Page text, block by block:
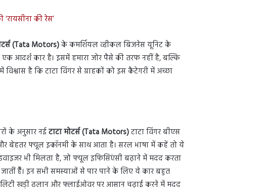
‘रायसीना की रेस’
(Tata Motors)के कमर्शियल व्हीकल बिजनेस यूनिट के
एक आदर्श कार है। इसमें हमारा जोर पैसे की तरफ नहीं है, बल्कि
है कि टाटा विंगर से ग्राहकों को इस कैटेगरी में अच्छा
के अनुसार नईटाटा मोटर्स (Tata Motors)टाटा विंगर बीएस
और बेहतर फ्यूल इकॉनमी के साथ आता है। सरल भाषा में कहें तो ये
भी मिलता है, जो फ्यूल इफिसिएंसी बढ़ाने में मदद करता
हैँ। इन सभी समस्याओं से पार पाने के लिए ये कार बहुत
खड़ी ढलान और फ्लाईओवर पर आसान चढ़ाई करने में मदद